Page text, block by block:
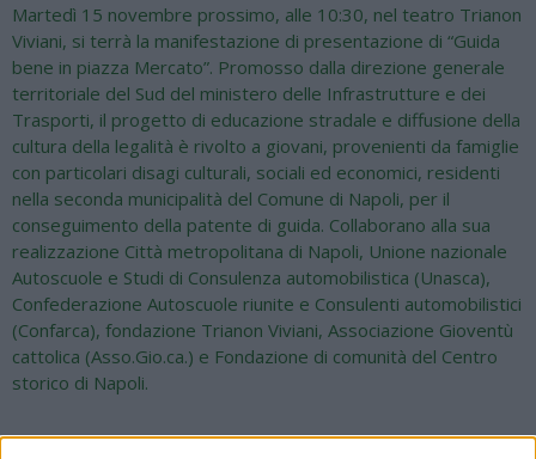
Martedì 15 novembre prossimo, alle 10:30, nel teatro Trianon
Viviani, si terrà la manifestazione di presentazione di “Guida
bene in piazza Mercato”. Promosso dalla direzione generale
territoriale del Sud del ministero delle Infrastrutture e dei
Trasporti, il progetto di educazione stradale e diffusione della
cultura della legalità è rivolto a giovani, provenienti da famiglie
con particolari disagi culturali, sociali ed economici, residenti
nella seconda municipalità del Comune di Napoli, per il
conseguimento della patente di guida. Collaborano alla sua
realizzazione Città metropolitana di Napoli, Unione nazionale
Autoscuole e Studi di Consulenza automobilistica (Unasca),
Confederazione Autoscuole riunite e Consulenti automobilistici
(Confarca), fondazione Trianon Viviani, Associazione Gioventù
cattolica (Asso.Gio.ca.) e Fondazione di comunità del Centro
storico di Napoli.